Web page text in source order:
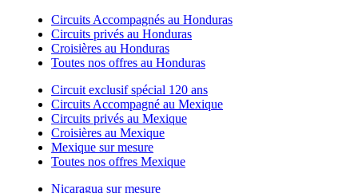
Circuits Accompagnés au Honduras
Circuits privés au Honduras
Croisières au Honduras
Toutes nos offres au Honduras
Circuit exclusif spécial 120 ans
Circuits Accompagné au Mexique
Circuits privés au Mexique
Croisières au Mexique
Mexique sur mesure
Toutes nos offres Mexique
Nicaragua sur mesure